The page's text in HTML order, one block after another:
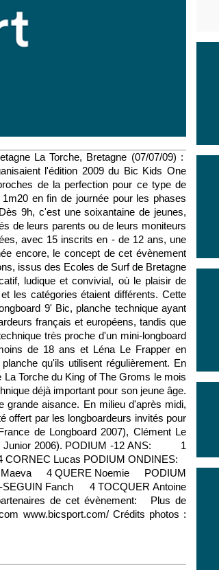
La Torche, Bretagne (07/07/09) :
l'édition 2009 du Bic Kids One
de la perfection pour ce type de
en fin de journée pour les phases
9h, c'est une soixantaine de jeunes,
de leurs parents ou de leurs moniteurs
avec 15 inscrits en - de 12 ans, une
encore, le concept de cet évènement
issus des Ecoles de Surf de Bretagne
ludique et convivial, où le plaisir de
les catégories étaient différents. Cette
9' Bic, planche technique ayant
français et européens, tandis que
très proche d'un mini-longboard
de 18 ans et Léna Le Frapper en
qu'ils utilisent régulièrement. En
Torche du King of The Groms le mois
déjà important pour son jeune âge.
aisance. En milieu d'après midi,
offert par les longboardeurs invités pour
de Longboard 2007), Clément Le
Junior 2006). PODIUM -12 ANS: 1
Lucas PODIUM ONDINES:
4 QUERE Noemie PODIUM
Fanch 4 TOCQUER Antoine
de cet évènement: Plus de
www.bicsport.com/ Crédits photos :